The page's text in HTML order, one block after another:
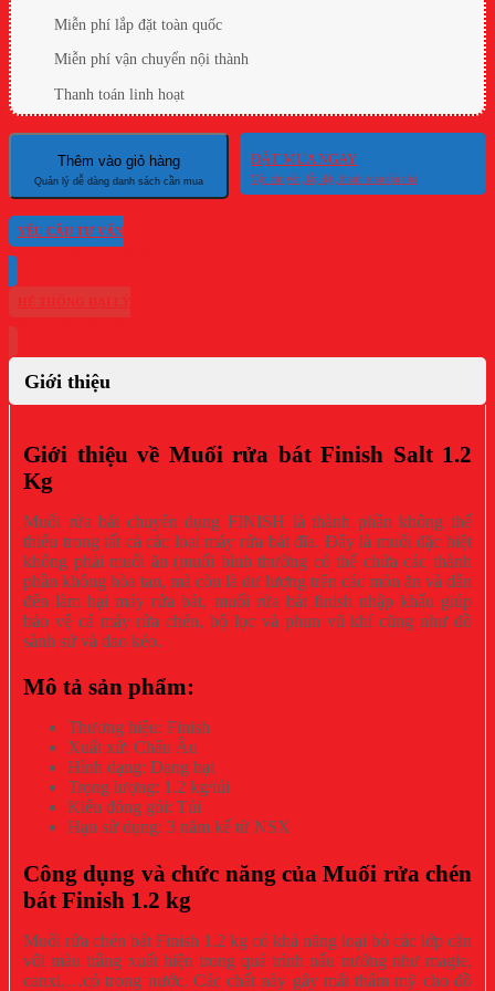
Miễn phí lắp đặt toàn quốc
Miễn phí vận chuyển nội thành
Thanh toán linh hoạt
Thêm vào giỏ hàng ĐẶT MUA NGAY
YÊU CẦU TƯ VẤN
Giới thiệu
Giới thiệu về Muối rửa bát Finish Salt 1.2
Kg
Muối rửa bát chuyên dụng FINISH là thành phần không thể
thiếu trong tất cả các loại máy rửa bát đĩa. Đây là muối đặc biệt
không phải muối ăn (muối bình thường có thể chứa các thành
phần không hòa tan, mà còn là dư lượng trên các món ăn và dẫn
đến làm hại máy rửa bát, muối rửa bát finish nhập khẩu giúp
bảo vệ cả máy rửa chén, bộ lọc và phun vũ khí cũng như đồ
sành sứ và dao kéo.
Mô tả sản phẩm:
Thương hiệu: Finish
Xuất xứ: Châu Âu
Hình dạng: Dạng hạt
Trọng lượng: 1.2 kg/túi
Kiểu đóng gói: Túi
Hạn sử dụng: 3 năm kể từ NSX
Công dụng và chức năng của Muối rửa chén
bát Finish 1.2 kg
Muối rửa chén bát Finish 1.2 kg có khả năng loại bỏ các lớp cặn
vôi màu trắng xuất hiện trong quá trình nấu nướng như magie,
canxi,…có trong nước. Các chất này gây mất thẩm mỹ cho đồ